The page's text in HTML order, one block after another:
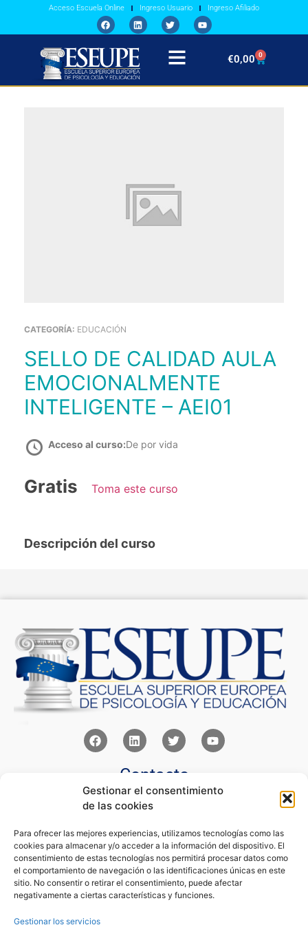
Gestionar el consentimiento
de las cookies
Para ofrecer las mejores experiencias, utilizamos tecnologías como las
cookies para almacenar y/o acceder a la información del dispositivo. El
consentimiento de estas tecnologías nos permitirá procesar datos como
el comportamiento de navegación o las identificaciones únicas en este
sitio. No consentir o retirar el consentimiento, puede afectar
negativamente a ciertas características y funciones.
Gestionar los servicios
Acceso Escuela Online Ingreso Usuario Ingreso Afiliado
€0,00 0
CATEGORÍA: EDUCACIÓN
SELLO DE CALIDAD AULA
EMOCIONALMENTE
INTELIGENTE – AEI01
Acceso al curso:De por vida
Gratis Toma este curso
Descripción del curso
Contacto
Av Juan XXIII 15b Pozuelo de Alarcón – Madrid
+34 91 352 77 28
Links
Norlan Digital Marketing Para Psicólogos
Psicólogos Pozuelo
Psicología Para Tod@s